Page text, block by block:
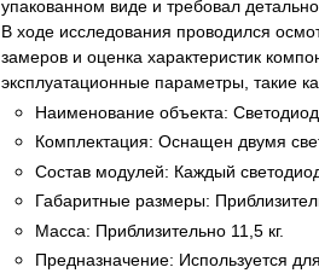
упакованном виде и требовал
В ходе исследования проводился
замеров и оценка характеристик
эксплуатационные параметры, такие
Наименование объекта:
Комплектация: Оснащен двумя
Состав модулей: Каждый
Габаритные размеры:
Масса: Приблизительно 11,5 кг.
Предназначение: Используется